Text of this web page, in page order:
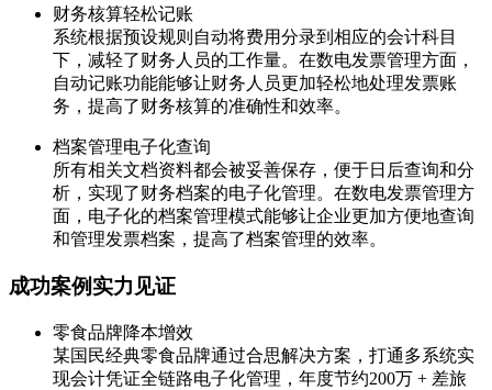
财务核算轻松记账
系统根据预设规则自动将费用分录到相应的会计科目
下，减轻了财务人员的工作量。在数电发票管理方面，
自动记账功能能够让财务人员更加轻松地处理发票账
务，提高了财务核算的准确性和效率。
档案管理电子化查询
所有相关文档资料都会被妥善保存，便于日后查询和分
析，实现了财务档案的电子化管理。在数电发票管理方
面，电子化的档案管理模式能够让企业更加方便地查询
和管理发票档案，提高了档案管理的效率。
成功案例实力见证
零食品牌降本增效
某国民经典零食品牌通过合思解决方案，打通多系统实
现会计凭证全链路电子化管理，年度节约200万 + 差旅